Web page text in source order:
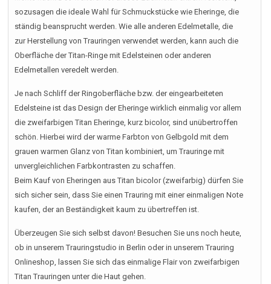
sozusagen die ideale Wahl für Schmuckstücke wie Eheringe, die
ständig beansprucht werden. Wie alle anderen Edelmetalle, die
zur Herstellung von Trauringen verwendet werden, kann auch die
Oberfläche der Titan-Ringe mit Edelsteinen oder anderen
Edelmetallen veredelt werden.
Je nach Schliff der Ringoberfläche bzw. der eingearbeiteten
Edelsteine ist das Design der Eheringe wirklich einmalig vor allem
die zweifarbigen Titan Eheringe, kurz bicolor, sind unübertroffen
schön. Hierbei wird der warme Farbton von Gelbgold mit dem
grauen warmen Glanz von Titan kombiniert, um Trauringe mit
unvergleichlichen Farbkontrasten zu schaffen.
Beim Kauf von Eheringen aus Titan bicolor (zweifarbig) dürfen Sie
sich sicher sein, dass Sie einen Trauring mit einer einmaligen Note
kaufen, der an Beständigkeit kaum zu übertreffen ist.
Überzeugen Sie sich selbst davon! Besuchen Sie uns noch heute,
ob in unserem Trauringstudio in Berlin oder in unserem Trauring
Onlineshop, lassen Sie sich das einmalige Flair von zweifarbigen
Titan Trauringen unter die Haut gehen.